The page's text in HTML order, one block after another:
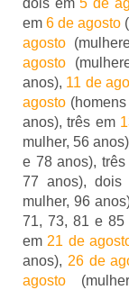
dois em5 de
em6 de agosto
agosto
agosto
anos), 11 de
agosto
anos), três em
mulher, 56
e 78 anos), três
77 anos), dois
mulher, 96
71, 73, 81 e 85
em 21 de
anos), 26 de
agosto